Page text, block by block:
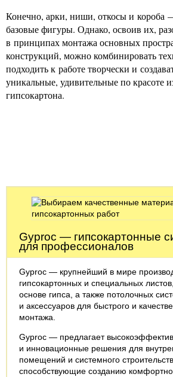
Конечно, арки, ниши, откосы и короба
базовые фигуры. Однако, освоив их,
в принципах монтажа основных
конструкций, можно комбинировать
подходить к работе творчески и
уникальные, удивительные по красоте
гипсокартона.
Gyproc — гипсокартонные
для профессионалов
Gyproc — крупнейший в мире
гипсокартонных и специальных
основе гипса, а также потолочных
и аксессуаров для быстрого и
монтажа.
Gyproc — предлагает
и инновационные решения для
помещений и системного
способствующие созданию